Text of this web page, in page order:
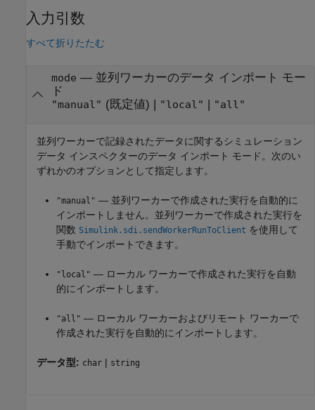
入力引数
すべて折りたたむ
mode — 並列ワーカーのデータ インポート モー
ド
"manual" (既定値) | "local" | "all"
並列ワーカーで記録されたデータに関するシミュレーション
データ インスペクターのデータ インポート モード。次のい
ずれかのオプションとして指定します。
"manual" — 並列ワーカーで作成された実行を自動的に
インポートしません。並列ワーカーで作成された実行を
関数 Simulink.sdi.sendWorkerRunToClient を使用して
手動でインポートできます。
"local" — ローカル ワーカーで作成された実行を自動
的にインポートします。
"all" — ローカル ワーカーおよびリモート ワーカーで
作成された実行を自動的にインポートします。
データ型: char | string